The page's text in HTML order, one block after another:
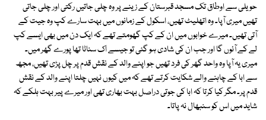
حویلی سے اوطاق تک مسجد قبرستان کے زینے پر وہ چلی جاتیں رکتی اور چلی جاتی
تھیں میری آپا۔ وہ اتھلیٹ تھیں، اسکول کے زمانوں میں بہت سارے کپ وہ جیت کے
آتی تھیں۔ میرے خوابوں میں ان کے کپ گھومتے تھے کہ ایک دن میں بھی ایسے کپ
لے کے آئوں گا اور جب ان کی شادی ہو گئی تو جیسے اک سناٹا تھا پورے گھر میں۔
میری یہ آپا وہ واحد گھر کی فرد تھیں جو اپنے والد کے نقش قدم پر چل پڑی تھیں، مجھ
سے ابا کے چاہنے والے شکایت کرتے تھے کہ میں کیوں نہیں چلتا اپنے والد کے نقش
قدم پر۔ مگر کیا کرتا کہ ابا کی جوتی دراصل بہت بھاری تھی اور میرے پیر بہت ہلکے کہ
شاید میں اس کو سنبھال نہ پاتا۔